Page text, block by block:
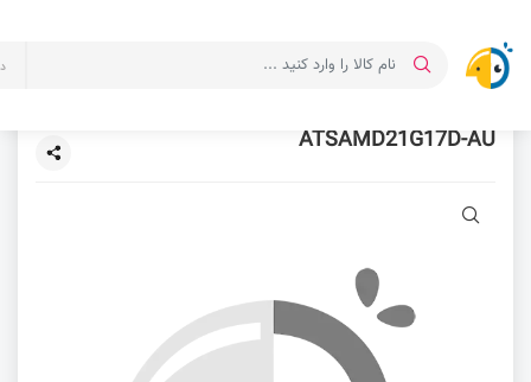
ATSAMD21G17D-AU